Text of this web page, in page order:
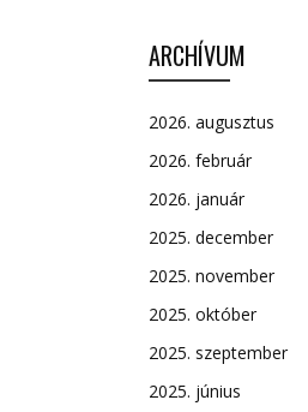
ARCHÍVUM
2026. augusztus
2026. február
2026. január
2025. december
2025. november
2025. október
2025. szeptember
2025. június